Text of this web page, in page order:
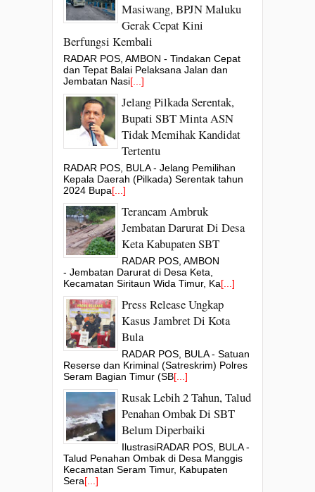
Masiwang, BPJN Maluku
Gerak Cepat Kini
Berfungsi Kembali
RADAR POS, AMBON - Tindakan Cepat
dan Tepat Balai Pelaksana Jalan dan
Jembatan Nasi[...]
Jelang Pilkada Serentak,
Bupati SBT Minta ASN
Tidak Memihak Kandidat
Tertentu
RADAR POS, BULA - Jelang Pemilihan
Kepala Daerah (Pilkada) Serentak tahun
2024 Bupa[...]
Terancam Ambruk
Jembatan Darurat Di Desa
Keta Kabupaten SBT
RADAR POS, AMBON
- Jembatan Darurat di Desa Keta,
Kecamatan Siritaun Wida Timur, Ka[...]
Press Release Ungkap
Kasus Jambret Di Kota
Bula
RADAR POS, BULA - Satuan
Reserse dan Kriminal (Satreskrim) Polres
Seram Bagian Timur (SB[...]
Rusak Lebih 2 Tahun, Talud
Penahan Ombak Di SBT
Belum Diperbaiki
IlustrasiRADAR POS, BULA -
Talud Penahan Ombak di Desa Manggis
Kecamatan Seram Timur, Kabupaten
Sera[...]